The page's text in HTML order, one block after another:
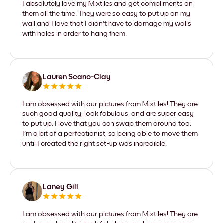
I absolutely love my Mixtiles and get compliments on
them all the time. They were so easy to put up on my
wall and I love that I didn't have to damage my walls
with holes in order to hang them.
Lauren Scano-Clay
I am obsessed with our pictures from Mixtiles! They are
such good quality, look fabulous, and are super easy
to put up. I love that you can swap them around too.
I'm a bit of a perfectionist, so being able to move them
until I created the right set-up was incredible.
Laney Gill
I am obsessed with our pictures from Mixtiles! They are